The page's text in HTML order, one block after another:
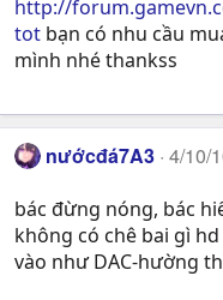
http://
tot bạn có nhu cầu
mình nhé thankss
nướcđá7A3 4/10/
bác đừng nóng, bác
không có chê bai gì hd
vào như DAC-hường